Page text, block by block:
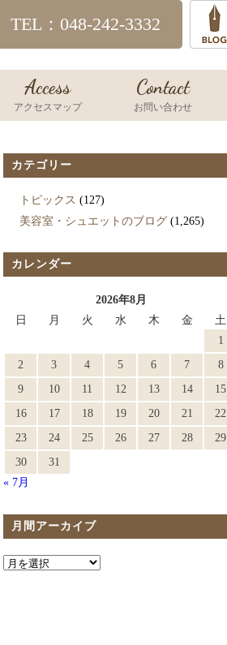
TEL：048-242-3332
Access
アクセスマップ
Contact
お問い合わせ
カテゴリー
トピックス (127)
美容室・シュエットのブログ (1,265)
カレンダー
2026年8月
日
月 火 水 木 金
土
1
2
3 4 5 6 7
8
9
10 11 12 13 14
15
16
17 18 19 20 21
22
23
24 25 26 27 28
29
30
31
« 7月
月間アーカイブ